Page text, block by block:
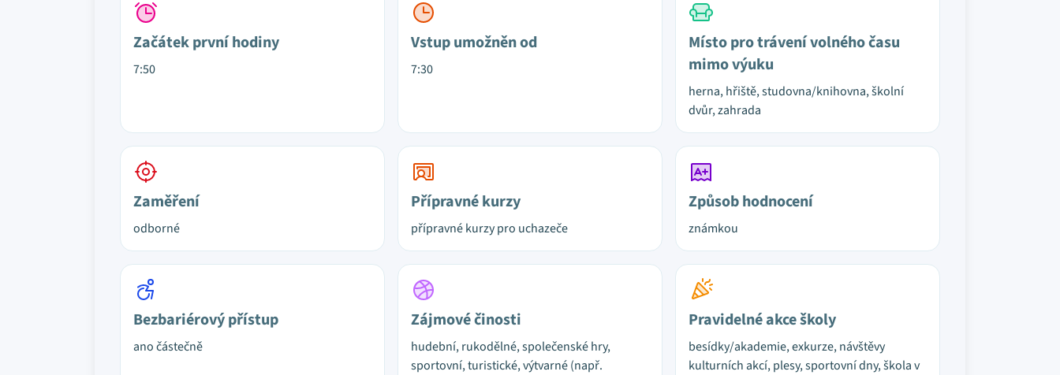
Začátek první hodiny
7:50
Vstup umožněn od
7:30
Místo pro trávení volného času
mimo výuku
herna, hřiště, studovna/knihovna, školní
dvůr, zahrada
Zaměření
odborné
Přípravné kurzy
přípravné kurzy pro uchazeče
Způsob hodnocení
známkou
Bezbariérový přístup
ano částečně
Zájmové činosti
hudební, rukodělné, společenské hry,
sportovní, turistické, výtvarné (např.
Pravidelné akce školy
besídky/akademie, exkurze, návštěvy
kulturních akcí, plesy, sportovní dny, škola v